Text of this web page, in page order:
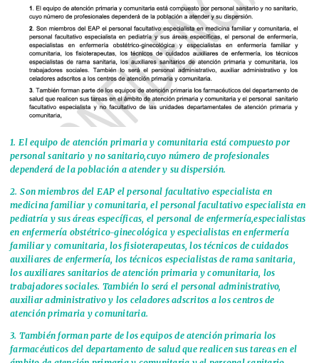
1.⁠ ⁠El equipo de atención primaria y comunitaria está compuesto por
personal sanitario y no sanitario,cuyo número de profesionales
dependerá de la población a atender y su dispersión.
2.⁠ ⁠Son miembros del EAP el personal facultativo especialista en
medicina familiar y comunitaria, el personal facultativo especialista en
pediatría y sus áreas específicas, el personal de enfermería,especialistas
en enfermería obstétrico-ginecológica y especialistas en enfermería
familiar y comunitaria, los fisioterapeutas, los técnicos de cuidados
auxiliares de enfermería, los técnicos especialistas de rama sanitaria,
los auxiliares sanitarios de atención primaria y comunitaria, los
trabajadores sociales. También lo será el personal administrativo,
auxiliar administrativo y los celadores adscritos a los centros de
atención primaria y comunitaria.
3.⁠ ⁠También forman parte de los equipos de atención primaria los
farmacéuticos del departamento de salud que realicen sus tareas en el